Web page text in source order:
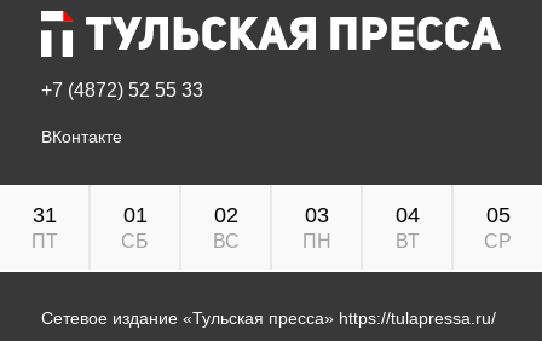
+7 (4872) 52 55 33
ВКонтакте
31
ПТ
01
СБ
02
ВС
03
ПН
04
ВТ
05
СР
Сетевое издание «Тульская пресса» https://tulapressa.ru/